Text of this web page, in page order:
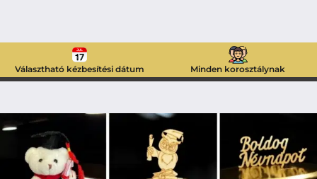
Választható kézbesítési dátum Minden korosztálynak